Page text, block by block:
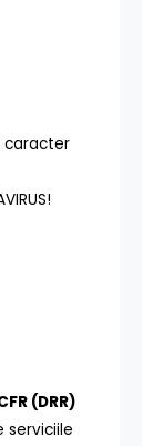
caracter
(DRR)
serviciile